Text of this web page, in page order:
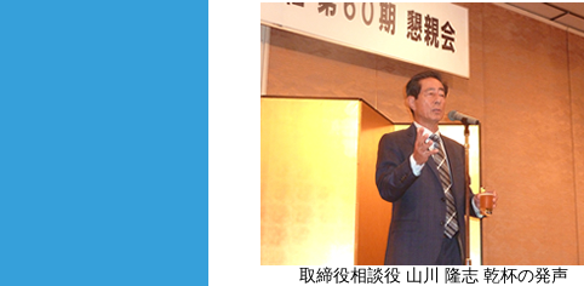
取締役相談役 山川 隆志 乾杯の発声